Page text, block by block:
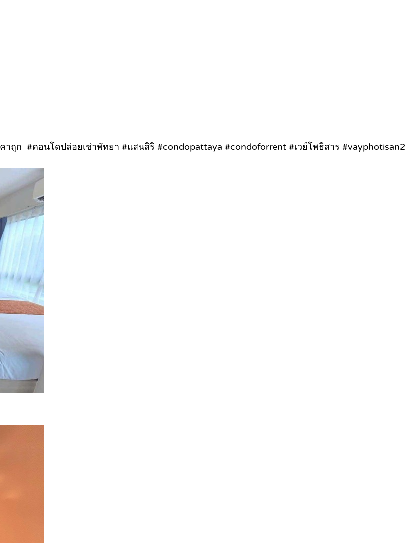
ก #คอนโดปล่อยเช่าพัทยา #แสนสิริ #condopattaya #condoforrent #เวย์โพธิสาร #vayphotisan2